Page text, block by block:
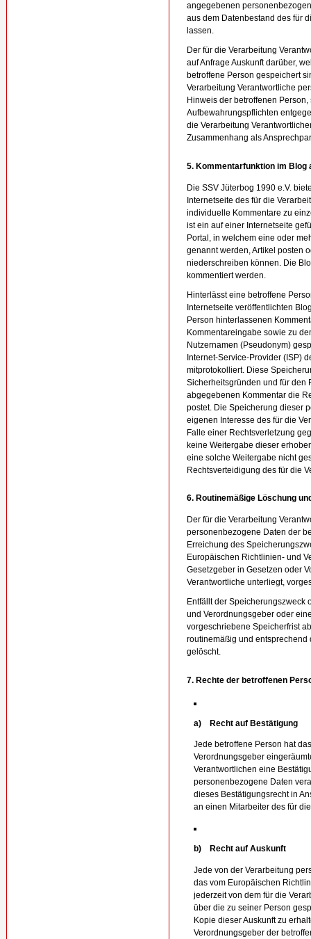
angegebenen
aus dem Datenbestand des für
lassen.
Der für die Verarbeitung
auf Anfrage Auskunft darüber,
betroffene Person gespeichert
Verarbeitung Verantwortliche
Hinweis der betroffenen
Aufbewahrungspflichten
die Verarbeitung
Zusammenhang als
5. Kommentarfunktion im Blog
Die SSV Jüterbog 1990 e.V.
Internetseite des für die
individuelle Kommentare zu
ist ein auf einer Internetseite
Portal, in welchem eine oder
genannt werden, Artikel posten
niederschreiben können. Die
kommentiert werden.
Hinterlässt eine betroffene
Internetseite veröffentlichten
Person hinterlassenen
Kommentareingabe sowie zu
Nutzernamen (Pseudonym)
Internet-Service-Provider (ISP)
mitprotokolliert. Diese
Sicherheitsgründen und für den
abgegebenen Kommentar die
postet. Die Speicherung dieser
eigenen Interesse des für die
Falle einer Rechtsverletzung
keine Weitergabe dieser
eine solche Weitergabe nicht
Rechtsverteidigung des für die
6. Routinemäßige Löschung
Der für die Verarbeitung
personenbezogene Daten der
Erreichung des
Europäischen Richtlinien- und
Gesetzgeber in Gesetzen oder
Verantwortliche unterliegt,
Entfällt der Speicherungszweck
und Verordnungsgeber oder
vorgeschriebene Speicherfrist
routinemäßig und entsprechend
gelöscht.
7. Rechte der betroffenen
a) Recht auf Bestätigung
Jede betroffene Person hat
Verordnungsgeber
Verantwortlichen eine
personenbezogene Daten
dieses Bestätigungsrecht in
an einen Mitarbeiter des für
b) Recht auf Auskunft
Jede von der Verarbeitung
das vom Europäischen
jederzeit von dem für die
über die zu seiner Person
Kopie dieser Auskunft zu
Verordnungsgeber der